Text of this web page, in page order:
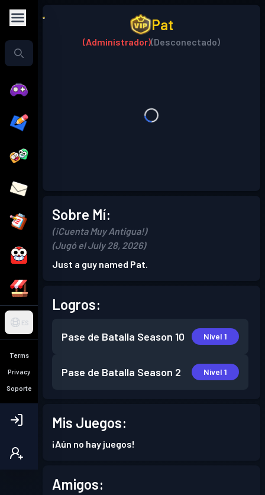
ES
Terms
Privacy
Soporte
Pat
(Administrador)(Desconectado)
Sobre Mí:
(¡Cuenta Muy Antigua!)
(Jugó el July 28, 2026)
Just a guy named Pat.
Logros:
Pase de Batalla Season 10 Nivel 1
Pase de Batalla Season 2 Nivel 1
Mis Juegos:
¡Aún no hay juegos!
Amigos: